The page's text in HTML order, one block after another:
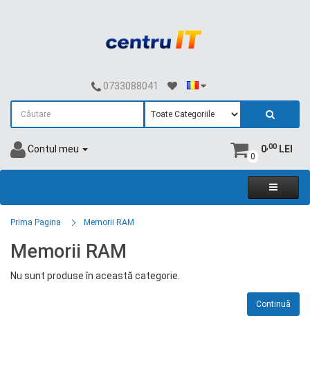
0733088041
Contul meu
0
0,00LEI
Prima Pagina Memorii RAM
Memorii RAM
Nu sunt produse în această categorie.
Continuă